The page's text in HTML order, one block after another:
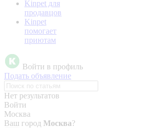
Kinpet для
продавцов
Kinpet
помогает
приютам
Войти в профиль
Подать объявление
Нет результатов
Войти
Москва
Ваш город Москва?